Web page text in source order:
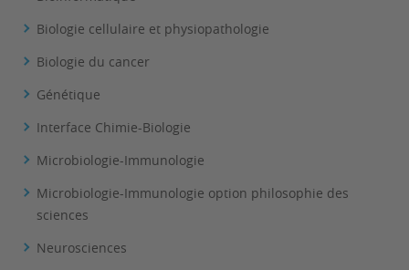
Biologie cellulaire et physiopathologie
Biologie du cancer
Génétique
Interface Chimie-Biologie
Microbiologie-Immunologie
Microbiologie-Immunologie option philosophie des
sciences
Neurosciences